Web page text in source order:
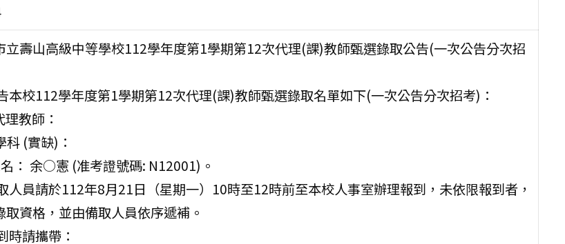
立壽山高級中等學校112學年度第1學期第12次代理(課)教師甄選錄取公告(一次公告分次招
本校112學年度第1學期第12次代理(課)教師甄選錄取名單如下(一次公告分次招考)：
教師：
科 (實缺)：
： 余○憲 (准考證號碼: N12001)。
人員請於112年8月21日（星期一）10時至12時前至本校人事室辦理報到，未依限報到者，
取資格，並由備取人員依序遞補。
請攜帶：